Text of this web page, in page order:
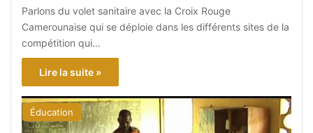
Parlons du volet sanitaire avec la Croix Rouge
Camerounaise qui se déploie dans les différents sites de la
compétition qui…
Lire la suite »
Éducation